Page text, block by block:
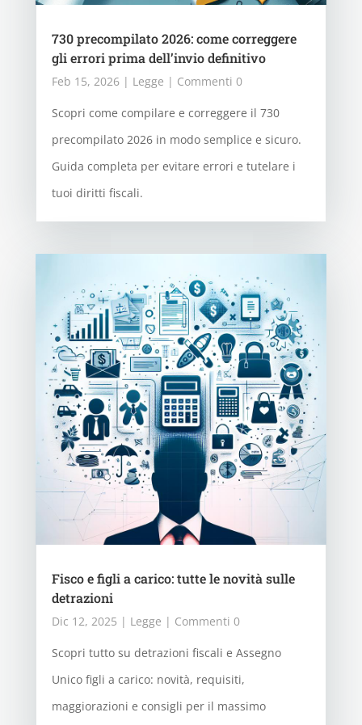
730 precompilato 2026: come correggere
gli errori prima dell’invio definitivo
Feb 15, 2026| Legge | Commenti 0
Scopri come compilare e correggere il 730
precompilato 2026 in modo semplice e sicuro.
Guida completa per evitare errori e tutelare i
tuoi diritti fiscali.
Fisco e figli a carico: tutte le novità sulle
detrazioni
Dic 12, 2025 | Legge | Commenti 0
Scopri tutto su detrazioni fiscali e Assegno
Unico figli a carico: novità, requisiti,
maggiorazioni e consigli per il massimo